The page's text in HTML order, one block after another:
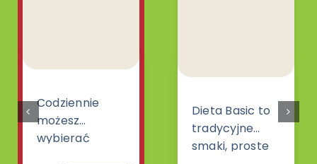
Codziennie
możesz
wybierać
Dieta Basic to
tradycyjne
smaki, proste